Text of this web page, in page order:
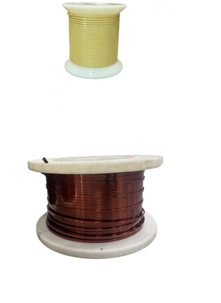
Visita alla fabbrica
Controllo di qualità
filtro di rame rotondo smaltato
Filati di avvolgimento in rame smaltato
Filati di rame isolati con smalto
Cavi magnetici di smalto